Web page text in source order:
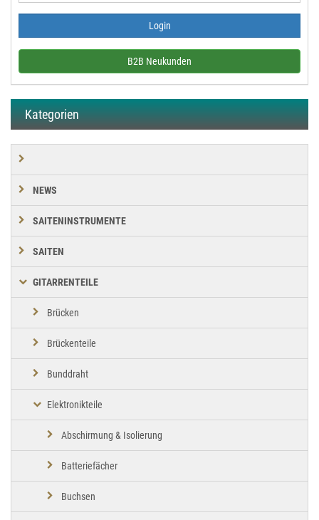
B2B Neukunden
Kategorien
NEWS
SAITENINSTRUMENTE
SAITEN
GITARRENTEILE
Brücken
Brückenteile
Bunddraht
Elektronikteile
Abschirmung & Isolierung
Batteriefächer
Buchsen